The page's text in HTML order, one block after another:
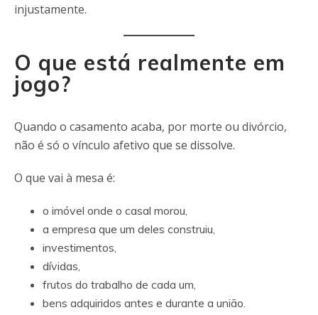
injustamente.
O que está realmente em
jogo?
Quando o casamento acaba, por morte ou divórcio,
não é só o vínculo afetivo que se dissolve.
O que vai à mesa é:
o imóvel onde o casal morou,
a empresa que um deles construiu,
investimentos,
dívidas,
frutos do trabalho de cada um,
bens adquiridos antes e durante a união.